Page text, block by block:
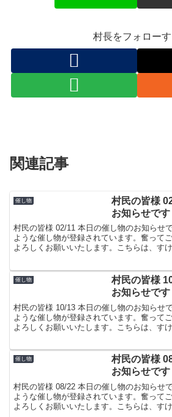
村長をフォロー
関連記事
催し物
村民の皆様
お知らせです
村民の皆様 02/11 本日の催し物のお知らせ
ような催し物が登録されています。奮って
よろしくお願いいたします。こちらは、す
催し物
村民の皆様
お知らせです
村民の皆様 10/13 本日の催し物のお知らせ
ような催し物が登録されています。奮って
よろしくお願いいたします。こちらは、す
催し物
村民の皆様
お知らせです
村民の皆様 08/22 本日の催し物のお知らせ
ような催し物が登録されています。奮って
よろしくお願いいたします。こちらは、す